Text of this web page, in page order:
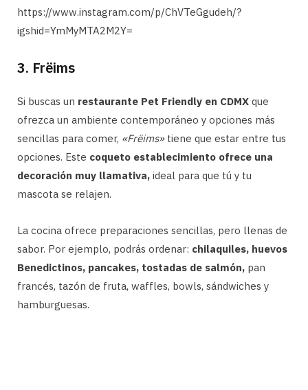
https://www.instagram.com/p/ChVTeGgudeh/?
igshid=YmMyMTA2M2Y=
3. Frëims
Si buscas un restaurante Pet Friendly en CDMX que
ofrezca un ambiente contemporáneo y opciones más
sencillas para comer, «Frëims»tiene que estar entre tus
opciones. Este coqueto establecimiento ofrece una
decoración muy llamativa, ideal para que tú y tu
mascota se relajen.
La cocina ofrece preparaciones sencillas, pero llenas de
sabor. Por ejemplo, podrás ordenar: chilaquiles, huevos
Benedictinos, pancakes, tostadas de salmón, pan
francés, tazón de fruta, waffles, bowls, sándwiches y
hamburguesas.